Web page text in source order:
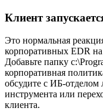
Клиент
Это нормальная
корпоративных EDR
Добавьте папку
корпоративная
обсудите с ИБ-
инструмента или
клиента.